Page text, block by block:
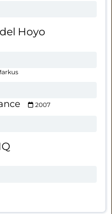
Hoyo
2007